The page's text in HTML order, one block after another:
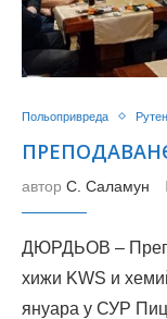
Польопривреда
автор С. Саламун
ДЮРДЬОВ –
хижи KWS и
януара у СУР